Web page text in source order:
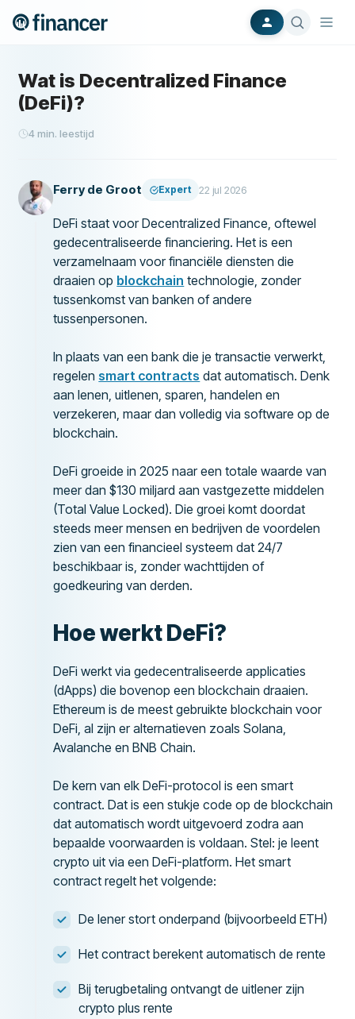
Wat is Decentralized Finance
(DeFi)?
4 min. leestijd
Ferry de Groot Expert 22 jul 2026
DeFi staat voor Decentralized Finance, oftewel
gedecentraliseerde financiering. Het is een
verzamelnaam voor financiële diensten die
draaien op blockchain technologie, zonder
tussenkomst van banken of andere
tussenpersonen.
In plaats van een bank die je transactie verwerkt,
regelen smart contracts dat automatisch. Denk
aan lenen, uitlenen, sparen, handelen en
verzekeren, maar dan volledig via software op de
blockchain.
DeFi groeide in 2025 naar een totale waarde van
meer dan $130 miljard aan vastgezette middelen
(Total Value Locked). Die groei komt doordat
steeds meer mensen en bedrijven de voordelen
zien van een financieel systeem dat 24/7
beschikbaar is, zonder wachttijden of
goedkeuring van derden.
Hoe werkt DeFi?
DeFi werkt via gedecentraliseerde applicaties
(dApps) die bovenop een blockchain draaien.
Ethereum is de meest gebruikte blockchain voor
DeFi, al zijn er alternatieven zoals Solana,
Avalanche en BNB Chain.
De kern van elk DeFi-protocol is een smart
contract. Dat is een stukje code op de blockchain
dat automatisch wordt uitgevoerd zodra aan
bepaalde voorwaarden is voldaan. Stel: je leent
crypto uit via een DeFi-platform. Het smart
contract regelt het volgende:
De lener stort onderpand (bijvoorbeeld ETH)
Het contract berekent automatisch de rente
Bij terugbetaling ontvangt de uitlener zijn
crypto plus rente